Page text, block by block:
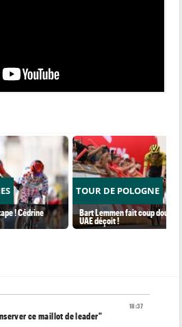
! Cédrine
TOUR DE POLOGNE
Bart Lemmen fait coup double
UAE déçoit !
18:37
ce maillot de leader"